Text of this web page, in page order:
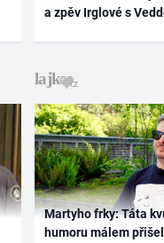
a zpěv Irglové s
Martyho frky: Táta
humoru málem